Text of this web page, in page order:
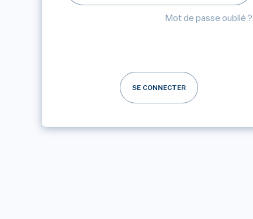
Mot de passe oublié ?
SE CONNECTER